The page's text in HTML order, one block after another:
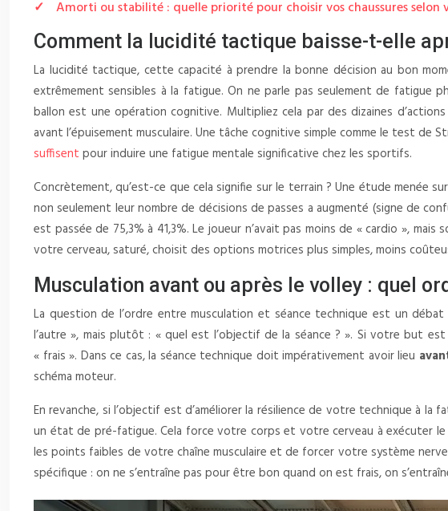
Amorti ou stabilité : quelle priorité pour choisir vos chaussures selon
Comment la lucidité tactique baisse-t-elle
La lucidité tactique, cette capacité à prendre la bonne décision au bon
extrêmement sensibles à la fatigue. On ne parle pas seulement de fatigue
ballon est une opération cognitive. Multipliez cela par des dizaines
avant l’épuisement musculaire. Une tâche cognitive simple comme le test de
suffisent pour induire une fatigue mentale significative chez les sportifs.
Concrètement, qu’est-ce que cela signifie sur le terrain ? Une étude menée
non seulement leur nombre de décisions de passes a augmenté (signe de
est passée de 75,3% à 41,3%. Le joueur n’avait pas moins de « cardio »,
votre cerveau, saturé, choisit des options motrices plus simples, moins
Musculation avant ou après le volley : quel
La question de l’ordre entre musculation et séance technique est un
l’autre », mais plutôt : « quel est l’objectif de la séance ? ». Si votre but
« frais ». Dans ce cas, la séance technique doit impérativement avoir lieu
schéma moteur.
En revanche, si l’objectif est d’améliorer la résilience de votre technique à
un état de pré-fatigue. Cela force votre corps et votre cerveau à exécuter le
les points faibles de votre chaîne musculaire et de forcer votre système
spécifique : on ne s’entraîne pas pour être bon quand on est frais, on